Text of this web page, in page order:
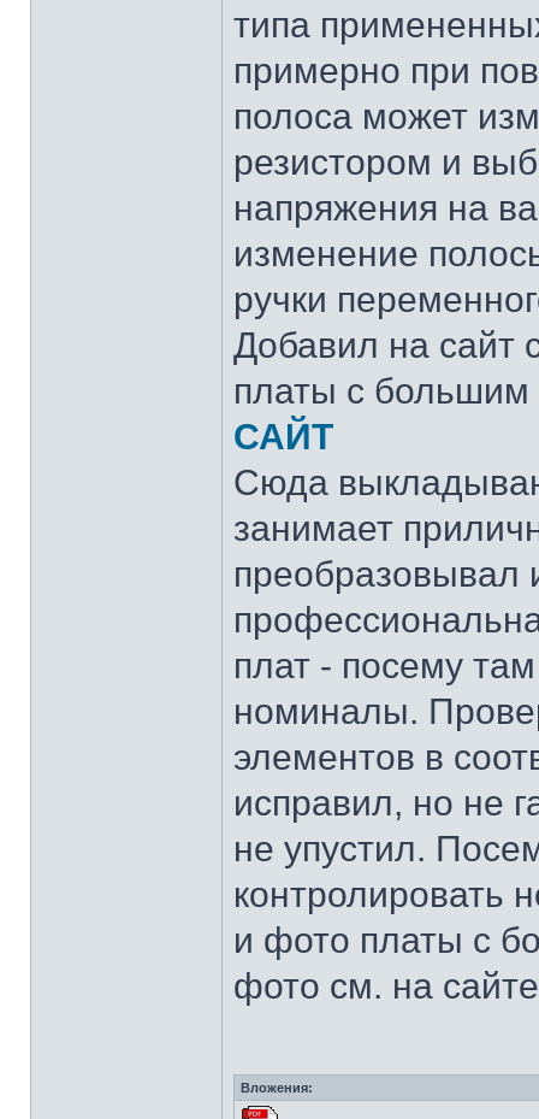
типа
примерно при
полоса может
резистором и
напряжения на
изменение
ручки
Добавил на сайт
платы с
САЙТ
Сюда выкладываю
занимает
преобразовывал
плат - посему
номиналы.
элементов в
исправил, но не
не упустил.
контролировать
и фото платы с
фото см. на
Вложения: